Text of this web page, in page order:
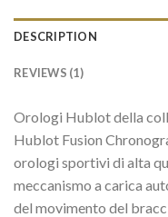
DESCRIPTION
REVIEWS (1)
Orologi Hublot della
Hublot Fusion
orologi sportivi di alta
meccanismo a carica
del movimento del